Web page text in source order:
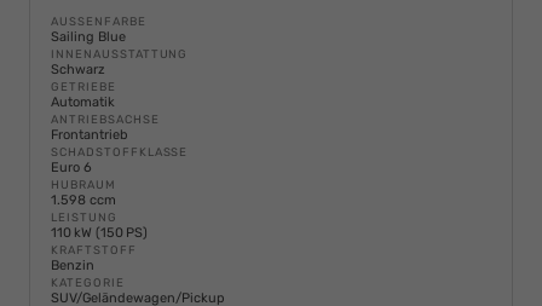
AUSSENFARBE
Sailing Blue
INNENAUSSTATTUNG
Schwarz
GETRIEBE
Automatik
ANTRIEBSACHSE
Frontantrieb
SCHADSTOFFKLASSE
Euro 6
HUBRAUM
1.598 ccm
LEISTUNG
110 kW (150 PS)
KRAFTSTOFF
Benzin
KATEGORIE
SUV/Geländewagen/Pickup